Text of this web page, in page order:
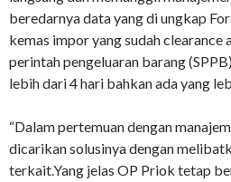
beredarnya data yang di ungkap
kemas impor yang sudah clearance
perintah pengeluaran barang
lebih dari 4 hari bahkan ada yang
“Dalam pertemuan dengan
dicarikan solusinya dengan
terkait.Yang jelas OP Priok tetap